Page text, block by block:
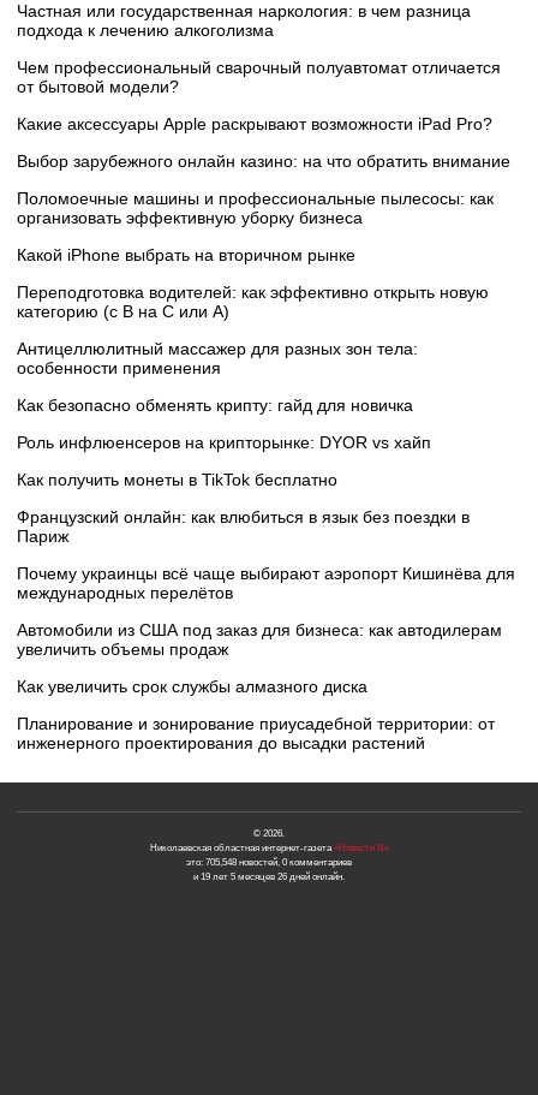
Частная или государственная наркология: в чем разница
подхода к лечению алкоголизма
Чем профессиональный сварочный полуавтомат отличается
от бытовой модели?
Какие аксессуары Apple раскрывают возможности iPad Pro?
Выбор зарубежного онлайн казино: на что обратить внимание
Поломоечные машины и профессиональные пылесосы: как
организовать эффективную уборку бизнеса
Какой iPhone выбрать на вторичном рынке
Переподготовка водителей: как эффективно открыть новую
категорию (с B на C или А)
Антицеллюлитный массажер для разных зон тела:
особенности применения
Как безопасно обменять крипту: гайд для новичка
Роль инфлюенсеров на крипторынке: DYOR vs хайп
Как получить монеты в TikTok бесплатно
Французский онлайн: как влюбиться в язык без поездки в
Париж
Почему украинцы всё чаще выбирают аэропорт Кишинёва для
международных перелётов
Автомобили из США под заказ для бизнеса: как автодилерам
увеличить объемы продаж
Как увеличить срок службы алмазного диска
Планирование и зонирование приусадебной территории: от
инженерного проектирования до высадки растений
© 2026.
Николаевская областная интернет-газета«Новости N»
это: 705,548 новостей, 0 комментариев
и 19 лет 5 месяцев 26 дней онлайн.